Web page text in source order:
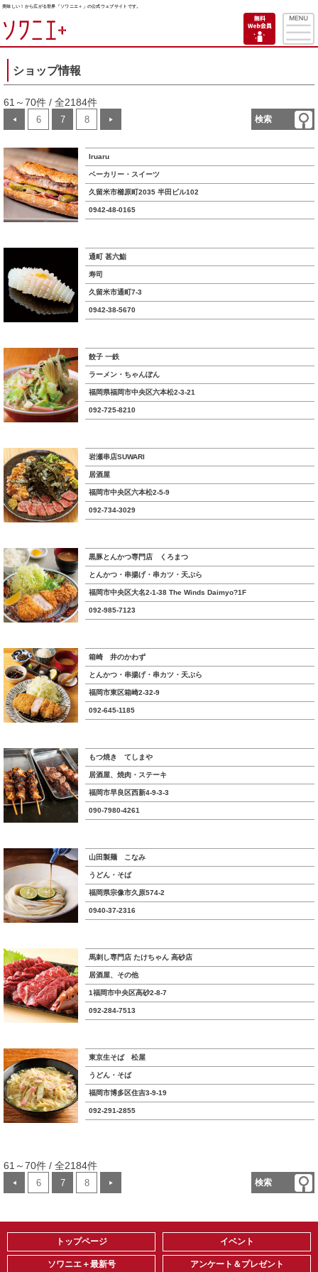
美味しい！から広がる世界「ソワニエ＋」の公式ウェブサイトです。
ショップ情報
61～70件 / 全2184件
検索
◀ 6 7 8 ▶
Iruaru
ベーカリー・スイーツ
久留米市櫛原町2035 半田ビル102
0942-48-0165
通町 甚六鮨
寿司
久留米市通町7-3
0942-38-5670
餃子 一鉄
ラーメン・ちゃんぽん
福岡県福岡市中央区六本松2-3-21
092-725-8210
岩瀬串店SUWARI
居酒屋
福岡市中央区六本松2-5-9
092-734-3029
黒豚とんかつ専門店 くろまつ
とんかつ・串揚げ・串カツ・天ぷら
福岡市中央区大名2-1-38 The Winds Daimyo?1F
092-985-7123
箱崎 井のかわず
とんかつ・串揚げ・串カツ・天ぷら
福岡市東区箱崎2-32-9
092-645-1185
もつ焼き てしまや
居酒屋、焼肉・ステーキ
福岡市早良区西新4-9-3-3
090-7980-4261
山田製麺 こなみ
うどん・そば
福岡県宗像市久原574-2
0940-37-2316
馬刺し専門店 たけちゃん 高砂店
居酒屋、その他
1福岡市中央区高砂2-8-7
092-284-7513
東京生そば 松屋
うどん・そば
福岡市博多区住吉3-9-19
092-291-2855
61～70件 / 全2184件
検索
◀ 6 7 8 ▶
トップページ
ソワニエ＋最新号
イベント
アンケート＆プレゼント